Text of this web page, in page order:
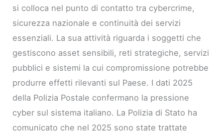
si colloca nel punto di contatto tra cybercrime,
sicurezza nazionale e continuità dei servizi
essenziali. La sua attività riguarda i soggetti che
gestiscono asset sensibili, reti strategiche, servizi
pubblici e sistemi la cui compromissione potrebbe
produrre effetti rilevanti sul Paese. I dati 2025
della Polizia Postale confermano la pressione
cyber sul sistema italiano. La Polizia di Stato ha
comunicato che nel 2025 sono state trattate